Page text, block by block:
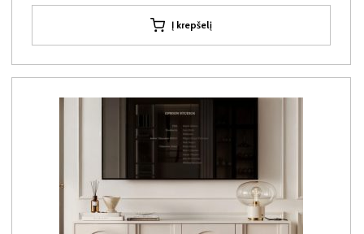
Į krepšelį